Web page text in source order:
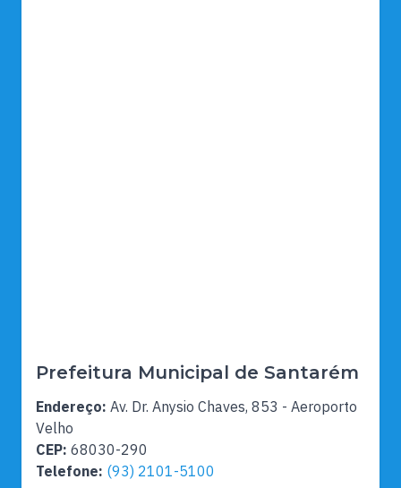
Prefeitura Municipal de Santarém
Endereço: Av. Dr. Anysio Chaves, 853 - Aeroporto
Velho
CEP: 68030-290
Telefone: (93) 2101-5100